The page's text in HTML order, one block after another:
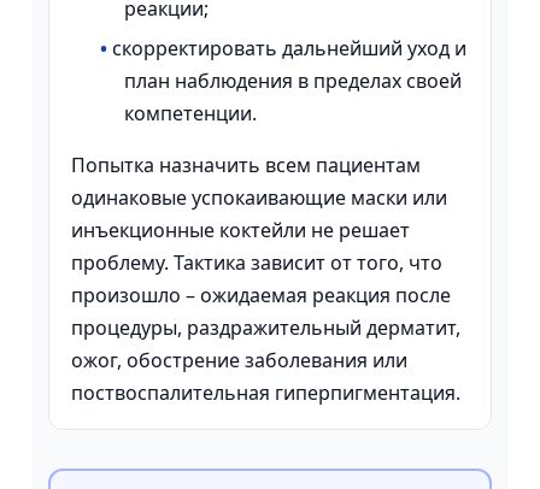
реакции;
•скорректировать дальнейший уход и
план наблюдения в пределах своей
компетенции.
Попытка назначить всем пациентам
одинаковые успокаивающие маски или
инъекционные коктейли не решает
проблему. Тактика зависит от того, что
произошло – ожидаемая реакция после
процедуры, раздражительный дерматит,
ожог, обострение заболевания или
поствоспалительная гиперпигментация.